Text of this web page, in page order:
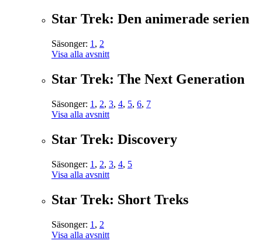
Star Trek: Den animerade serien
Säsonger: 1 , 2
Visa alla avsnitt
Star Trek: The Next Generation
Säsonger: 1 , 2, 3, 4, 5, 6, 7
Visa alla avsnitt
Star Trek: Discovery
Säsonger: 1 , 2, 3, 4, 5
Visa alla avsnitt
Star Trek: Short Treks
Säsonger: 1 , 2
Visa alla avsnitt